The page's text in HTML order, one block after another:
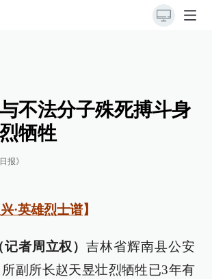
不法分子殊死搏斗身
牺牲
报》
·英雄烈士谱】
记者周立权）吉林省辉南县公安
副所长赵天昱壮烈牺牲已3年有